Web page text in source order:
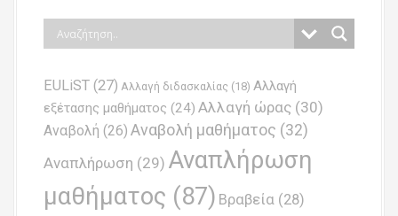
EULiST (27) Αλλαγή διδασκαλίας (18) Αλλαγή
εξέτασης μαθήματος (24) Αλλαγή ώρας (30)
Αναβολή (26) Αναβολή μαθήματος (32)
Αναπλήρωση (29) Αναπλήρωση
μαθήματος (87) Βραβεία (28)